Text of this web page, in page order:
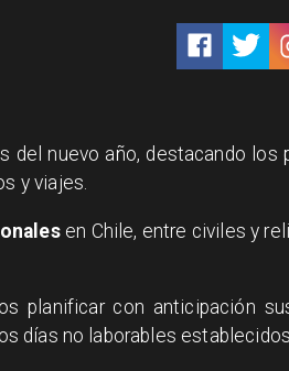
del nuevo año, destacando los
y viajes.
en Chile, entre civiles y
planificar con anticipación
días no laborables